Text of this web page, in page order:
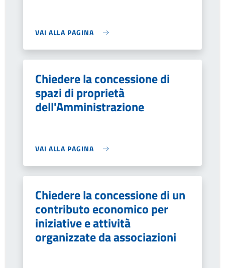
VAI ALLA PAGINA
Chiedere la concessione di
spazi di proprietà
dell'Amministrazione
VAI ALLA PAGINA
Chiedere la concessione di un
contributo economico per
iniziative e attività
organizzate da associazioni